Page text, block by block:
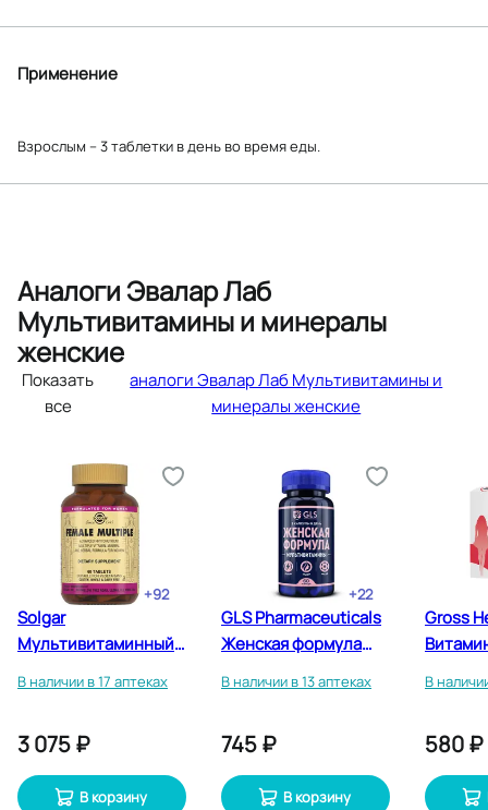
Применение
Взрослым – 3 таблетки в день во время еды.
Аналоги Эвалар Лаб
Мультивитамины и минералы
женские
Показать
все
аналоги Эвалар Лаб Мультивитамины и
минералы женские
+92
Solgar
Мультивитаминный
комплекс для
шт
В наличии в 17 аптеках
3 075 ₽
В корзину
+22
GLS Pharmaceuticals
Женская формула
капсулы 60 шт
В наличии в 13 аптеках
745 ₽
В корзину
Gross
женщин
В
580 ₽